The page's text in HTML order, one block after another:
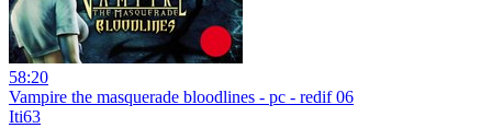
58:20
Vampire the masquerade bloodlines - pc - redif 06
Iti63